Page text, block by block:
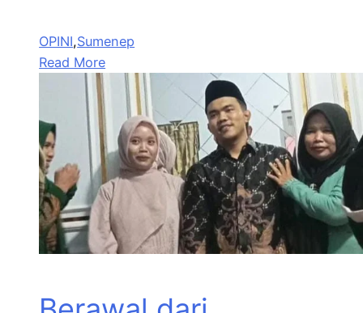
OPINI,Sumenep
Read More